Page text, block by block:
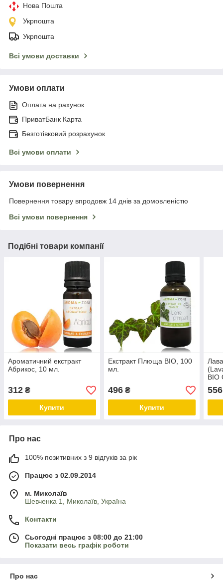
Нова Пошта
Укрпошта
Укрпошта
Всі умови доставки
Умови оплати
Оплата на рахунок
ПриватБанк Карта
Безготівковий розрахунок
Всі умови оплати
Умови повернення
Повернення товару впродовж 14 днів за домовленістю
Всі умови повернення
Подібні товари компанії
Ароматичний екстракт
Абрикос, 10 мл.
312 ₴
Купити
Екстракт Плюща BIO, 100
мл.
496₴
Купити
BIO
556
Про нас
100% позитивних з 9 відгуків за рік
Працює з 02.09.2014
м. Миколаїв
Шевченка 1, Миколаїв, Україна
Контакти
Сьогодні працює з 08:00 до 21:00
Показати весь графік роботи
Про нас